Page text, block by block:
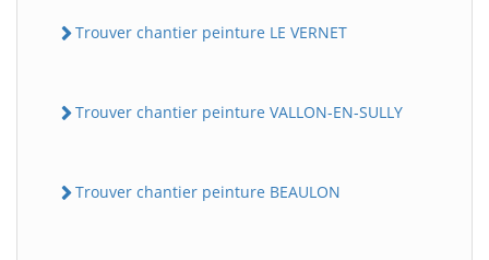
Trouver chantier peinture LE VERNET
Trouver chantier peinture VALLON-EN-SULLY
Trouver chantier peinture BEAULON